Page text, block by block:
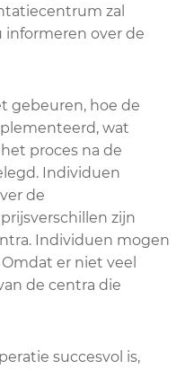
zal
over de
gebeuren, hoe de
wat
proces na de
Individuen
de
zijn
Individuen mogen
er niet veel
de centra die
succesvol is,